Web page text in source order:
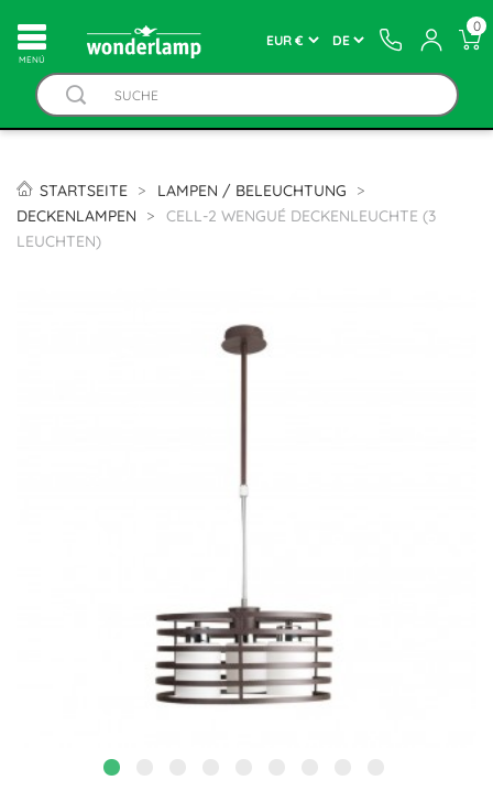
MENÚ
0
STARTSEITE
LAMPEN / BELEUCHTUNG
DECKENLAMPEN
CELL-2 WENGUÉ DECKENLEUCHTE (3
LEUCHTEN)